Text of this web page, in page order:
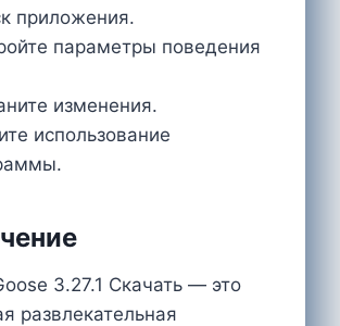
приложения.
параметры поведения
изменения.
использование
3.27.1 Скачать — это
развлекательная